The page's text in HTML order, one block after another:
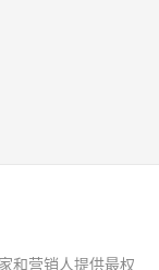
和营销人提供最权